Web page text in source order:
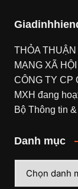
THỎA
MẠNG XÃ HỘI
CÔNG TY CP
MXH đang
Bộ Thông tin
Danh mục
mục